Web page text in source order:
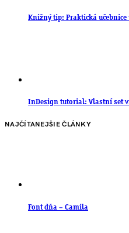
Knižný tip: Praktická učebnice
InDesign tutorial: Vlastní set
NAJČÍTANEJŠIE ČLÁNKY
Font dňa – Camila